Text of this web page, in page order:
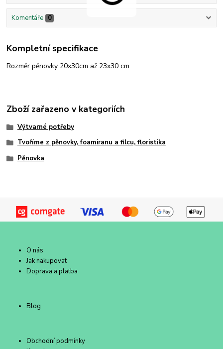
Komentáře 0
Kompletní specifikace
Rozměr pěnovky 20x30cm až 23x30 cm
Zboží zařazeno v kategoriích
Výtvarné potřeby
Tvoříme z pěnovky, foamiranu a filcu, floristika
Pěnovka
O nás
Jak nakupovat
Doprava a platba
Blog
Obchodní podmínky